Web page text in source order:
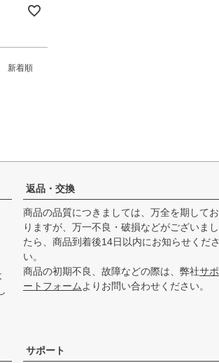
新着順
返品・交換
商品の品質につきましては、万全を期してお
りますが、万一不良・破損などがございまし
たら、商品到着後14日以内にお知らせくださ
い。
商品の初期不良、故障などの際は、弊社サポ
ートフォーム よりお問い合わせください。
サポート